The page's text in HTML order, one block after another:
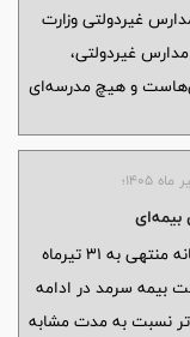
غیردولتی وزارت
غیردولتی،
و هیچ مدرسه‌ای
بررسی گزارش فعالیت ماهانه منتهی به ۳۱ تیرماه
بیمه سرمد در ادامه
نسبت به مدت مشابه